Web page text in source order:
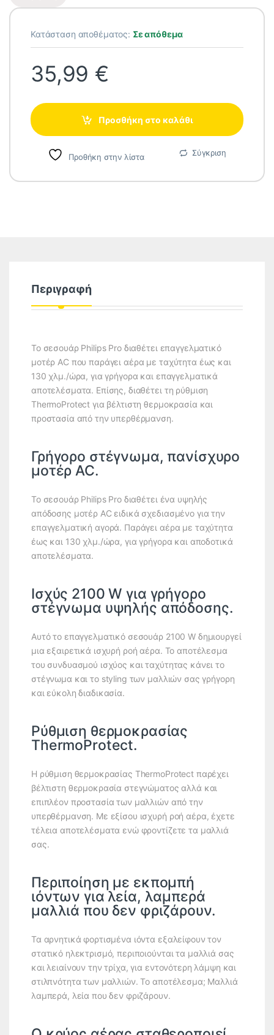
Κατάσταση αποθέματος: Σε απόθεμα
35,99 €
Προσθήκη στο καλάθι
Προθήκη στην λίστα Σύγκριση
Περιγραφή
Το σεσουάρ Philips Pro διαθέτει επαγγελματικό
μοτέρ AC που παράγει αέρα με ταχύτητα έως και
130 χλμ./ώρα, για γρήγορα και επαγγελματικά
αποτελέσματα. Επίσης, διαθέτει τη ρύθμιση
ThermoProtect για βέλτιστη θερμοκρασία και
προστασία από την υπερθέρμανση.
Γρήγορο στέγνωμα, πανίσχυρο
μοτέρ AC.
Το σεσουάρ Philips Pro διαθέτει ένα υψηλής
απόδοσης μοτέρ AC ειδικά σχεδιασμένο για την
επαγγελματική αγορά. Παράγει αέρα με ταχύτητα
έως και 130 χλμ./ώρα, για γρήγορα και αποδοτικά
αποτελέσματα.
Ισχύς 2100 W για γρήγορο
στέγνωμα υψηλής απόδοσης.
Αυτό το επαγγελματικό σεσουάρ 2100 W δημιουργεί
μια εξαιρετικά ισχυρή ροή αέρα. Το αποτέλεσμα
του συνδυασμού ισχύος και ταχύτητας κάνει το
στέγνωμα και το styling των μαλλιών σας γρήγορη
και εύκολη διαδικασία.
Ρύθμιση θερμοκρασίας
ThermoProtect.
Η ρύθμιση θερμοκρασίας ThermoProtect παρέχει
βέλτιστη θερμοκρασία στεγνώματος αλλά και
επιπλέον προστασία των μαλλιών από την
υπερθέρμανση. Με εξίσου ισχυρή ροή αέρα, έχετε
τέλεια αποτελέσματα ενώ φροντίζετε τα μαλλιά
σας.
Περιποίηση με εκπομπή
ιόντων για λεία, λαμπερά
μαλλιά που δεν φριζάρουν.
Τα αρνητικά φορτισμένα ιόντα εξαλείφουν τον
στατικό ηλεκτρισμό, περιποιούνται τα μαλλιά σας
και λειαίνουν την τρίχα, για εντονότερη λάμψη και
στιλπνότητα των μαλλιών. Το αποτέλεσμα; Μαλλιά
λαμπερά, λεία που δεν φριζάρουν.